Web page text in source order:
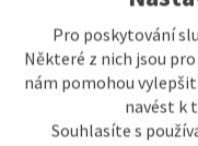
Pro poskytování
Některé z nich jsou
nám pomohou
navést k
Souhlasíte s
Zobrazení
Buňkově s obrázky
Řádkově s obrázky